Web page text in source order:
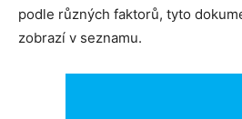
podle různých faktorů, tyto
zobrazí v seznamu.